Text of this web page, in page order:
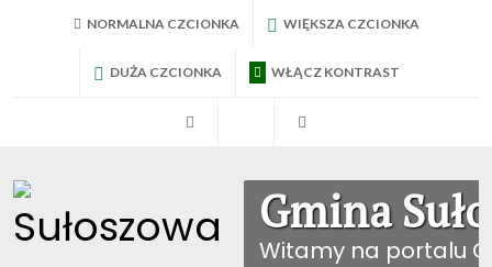
NORMALNA CZCIONKA WIĘKSZA CZCIONKA
DUŻA CZCIONKA WŁĄCZ KONTRAST
BIP Sułoszowa
Gmina
Witamy na portalu